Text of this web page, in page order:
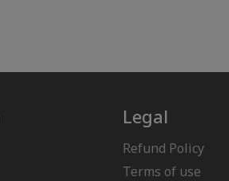
Legal
Refund Policy
Terms of use